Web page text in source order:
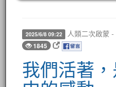
2025/6/8 09:22 人類二次啟蒙 -
1845
我們活著